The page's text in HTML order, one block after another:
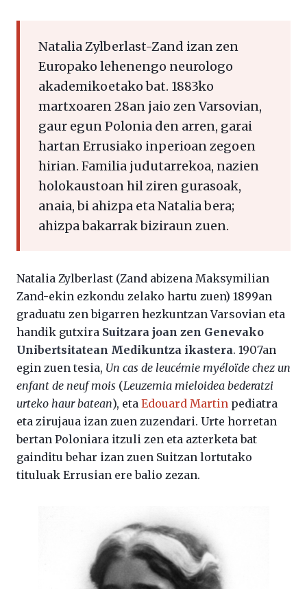
Natalia Zylberlast-Zand izan zen
Europako lehenengo neurologo
akademikoetako bat. 1883ko
martxoaren 28an jaio zen Varsovian,
gaur egun Polonia den arren, garai
hartan Errusiako inperioan zegoen
hirian. Familia judutarrekoa, nazien
holokaustoan hil ziren gurasoak,
anaia, bi ahizpa eta Natalia bera;
ahizpa bakarrak biziraun zuen.
Natalia Zylberlast (Zand abizena Maksymilian
Zand-ekin ezkondu zelako hartu zuen) 1899an
graduatu zen bigarren hezkuntzan Varsovian eta
handik gutxira Suitzara joan zen Genevako
Unibertsitatean Medikuntza ikastera. 1907an
egin zuen tesia, Un cas de leucémie myéloïde chez un
enfant de neuf mois (Leuzemia mieloidea bederatzi
urteko haur batean), eta Edouard Martin pediatra
eta zirujaua izan zuen zuzendari. Urte horretan
bertan Poloniara itzuli zen eta azterketa bat
gainditu behar izan zuen Suitzan lortutako
tituluak Errusian ere balio zezan.